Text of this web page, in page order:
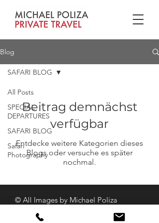
Blog
All Posts
SPECIAL
DEPARTURES
SAFARI BLOG
Safari
Photography
SAFARI BLOG
Beitrag demnächst
verfügbar
Entdecke weitere Kategorien dieses
Blogs oder versuche es später
nochmal.
© All Images by Michael Poliza
Impressum